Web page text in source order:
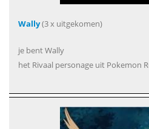
Wally(3 x uitgekomen)
je bent Wally
het Rivaal personage uit Pokemon